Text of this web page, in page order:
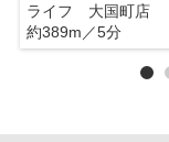
ライフ 大国町店
約389m／5分